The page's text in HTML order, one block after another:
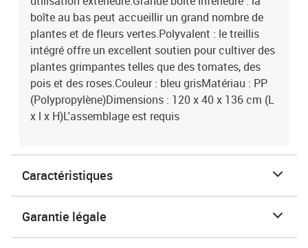
boîte au bas peut accueillir un grand nombre de
plantes et de fleurs vertes.Polyvalent : le treillis
intégré offre un excellent soutien pour cultiver des
plantes grimpantes telles que des tomates, des
pois et des roses.Couleur : bleu grisMatériau : PP
(Polypropylène)Dimensions : 120 x 40 x 136 cm (L
x l x H)L'assemblage est requis
Caractéristiques
Garantie légale